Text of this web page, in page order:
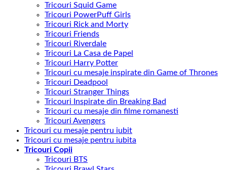
Tricouri Squid Game
Tricouri PowerPuff Girls
Tricouri Rick and Morty
Tricouri Friends
Tricouri Riverdale
Tricouri La Casa de Papel
Tricouri Harry Potter
Tricouri cu mesaje inspirate din Game of Thrones
Tricouri Deadpool
Tricouri Stranger Things
Tricouri Inspirate din Breaking Bad
Tricouri cu mesaje din filme romanesti
Tricouri Avengers
Tricouri cu mesaje pentru iubit
Tricouri cu mesaje pentru iubita
Tricouri Copii
Tricouri BTS